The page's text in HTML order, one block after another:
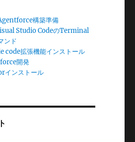
構築準備
Studio CodeのTerminal
ンド
code拡張機能インストール
開発
ンストール